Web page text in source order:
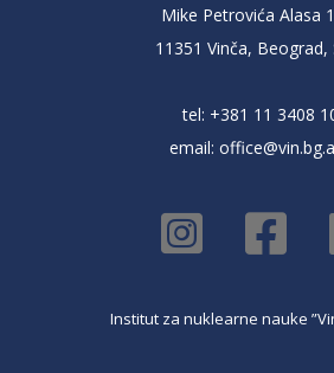
Mike Petrovića Alasa
11351 Vinča, Beograd,
tel: +381 11 3408
email:
Institut za nuklearne nauke